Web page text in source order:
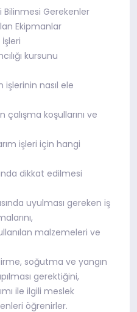
Bilinmesi Gerekenler
Ekipmanlar
kursunu
nasıl ele
koşullarını ve
işleri için hangi
dikkat edilmesi
uyulması gereken iş
malzemeleri ve
soğutma ve yangın
gerektiğini,
ile ilgili meslek
öğrenirler.